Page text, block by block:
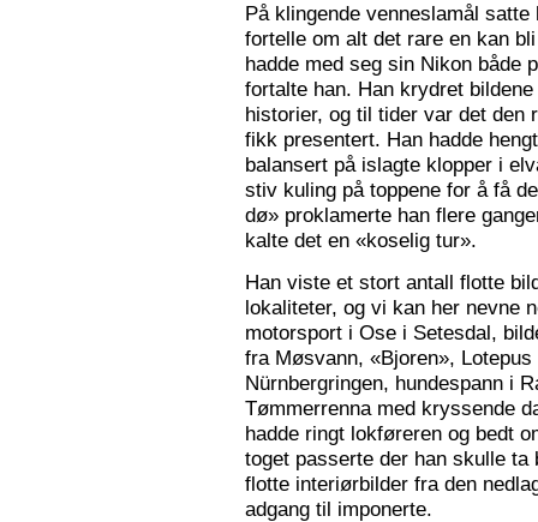
På klingende venneslamål
fortelle om alt det rare en kan
hadde med seg sin Nikon både
fortalte han. Han krydret
historier, og til tider var det den
fikk presentert. Han hadde
balansert på islagte klopper i
stiv kuling på toppene for å få
dø» proklamerte han flere
kalte det en «koselig tur».
Han viste et stort antall flotte
lokaliteter, og vi kan her nevne
motorsport i Ose i Setesdal,
fra Møsvann, «Bjoren»,
Nürnbergringen, hundespann i
Tømmerrenna med kryssende
hadde ringt lokføreren og bedt
toget passerte der han skulle
flotte interiørbilder fra den
adgang til imponerte.